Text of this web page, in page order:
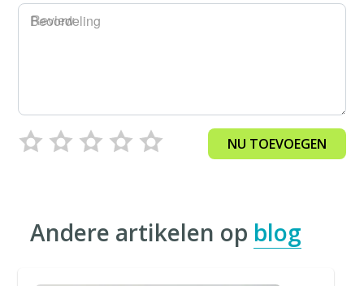
Beoordeling
NU TOEVOEGEN
Andere artikelen op blog